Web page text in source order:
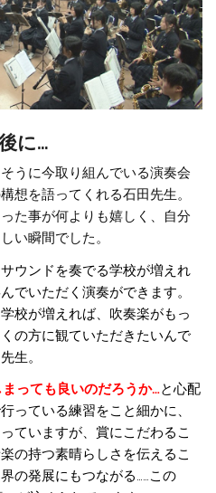
に…
うに今取り組んでいる演奏会
想を語ってくれる石田先生。
た事が何よりも嬉しく、自分
い瞬間でした。
ウンドを奏でる学校が増えれ
でいただく演奏ができます。
校が増えれば、吹奏楽がもっ
の方に観ていただきたいんで
生。
っても良いのだろうか…と心配
っている練習をこと細かに、
ていますが、賞にこだわるこ
の持つ素晴らしさを伝えるこ
の発展にもつながる……この